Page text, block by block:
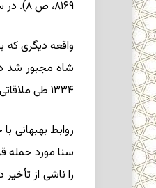
۸۱۶۹، ص ۸). در سوم شهریور همان سال نیز بهبهانی در کاخ سعدآباد با شاه ملاقات و گفتگو کرد.
واقعه دیگری که
شاه مجبور شد
۱۳۳۴ طی ملاقاتی با شاه از او تشکر کرد (عاقلی ، ۱۳۶۹ـ۱۳۷۰ ش ، ج ۲، ص ۱۲، ۵۱؛ فلسفی ، ص ۱۹۳، ۱۹۴، پانویس ۱، ص ۱۹۶، پانویس ۱).
را ناشی از